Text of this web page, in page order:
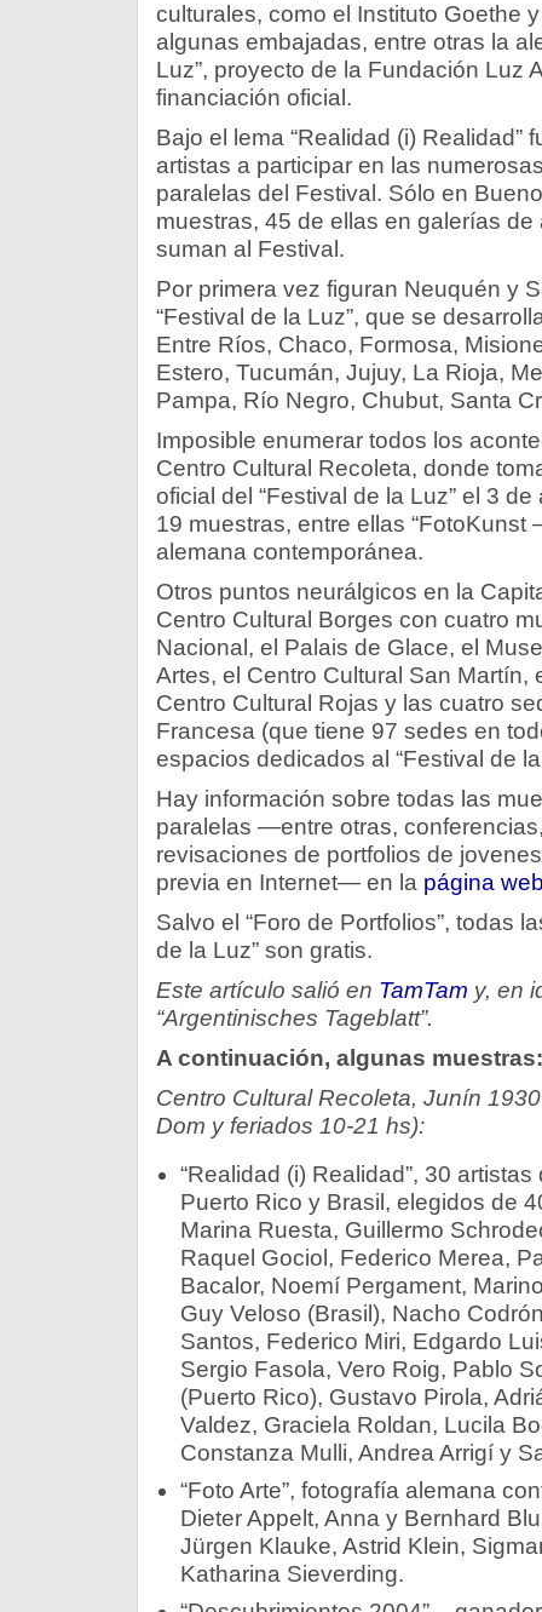
culturales, como el Instituto Goethe
algunas embajadas, entre otras la
Luz”, proyecto de la Fundación Luz
financiación oficial.
Bajo el lema “Realidad (i) Realidad”
artistas a participar en las
paralelas del Festival. Sólo en
muestras, 45 de ellas en galerías
suman al Festival.
Por primera vez figuran Neuquén y
“Festival de la Luz”, que se
Entre Ríos, Chaco, Formosa,
Estero, Tucumán, Jujuy, La Rioja,
Pampa, Río Negro, Chubut, Santa
Imposible enumerar todos los
Centro Cultural Recoleta, donde
oficial del “Festival de la Luz” el 3
19 muestras, entre ellas “FotoKunst
alemana contemporánea.
Otros puntos neurálgicos en la
Centro Cultural Borges con cuatro
Nacional, el Palais de Glace, el
Artes, el Centro Cultural San Martín,
Centro Cultural Rojas y las cuatro
Francesa (que tiene 97 sedes en
espacios dedicados al “Festival de la
Hay información sobre todas las
paralelas —entre otras,
revisaciones de portfolios de
previa en Internet— en la página
Salvo el “Foro de Portfolios”, todas
de la Luz” son gratis.
Este artículo salió en TamTam y, en
“Argentinisches Tageblatt”.
A continuación, algunas muestras:
Centro Cultural Recoleta, Junín
Dom y feriados 10-21 hs):
“Realidad (i) Realidad”, 30
Puerto Rico y Brasil, elegidos de
Marina Ruesta, Guillermo
Raquel Gociol, Federico Merea,
Bacalor, Noemí Pergament,
Guy Veloso (Brasil), Nacho
Santos, Federico Miri, Edgardo
Sergio Fasola, Vero Roig, Pablo
(Puerto Rico), Gustavo Pirola,
Valdez, Graciela Roldan, Lucila
Constanza Mulli, Andrea Arrigí y
“Foto Arte”, fotografía alemana
Dieter Appelt, Anna y Bernhard
Jürgen Klauke, Astrid Klein,
Katharina Sieverding.